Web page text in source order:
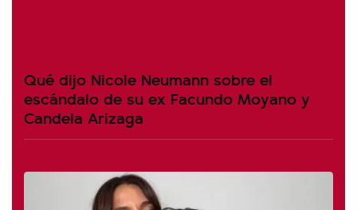
Qué dijo Nicole Neumann sobre el
escándalo de su ex Facundo Moyano y
Candela Arizaga